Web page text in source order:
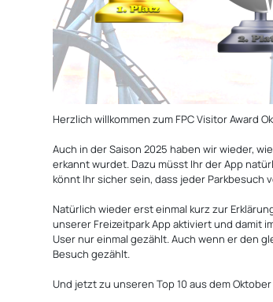
Herzlich willkommen zum FPC Visitor Award
Auch in der Saison 2025 haben wir wieder,
erkannt wurdet. Dazu müsst Ihr der App
könnt Ihr sicher sein, dass jeder Parkbesuch
Natürlich wieder erst einmal kurz zur
unserer Freizeitpark App aktiviert und damit
User nur einmal gezählt. Auch wenn er den
Besuch gezählt.
Und jetzt zu unseren Top 10 aus dem Oktober